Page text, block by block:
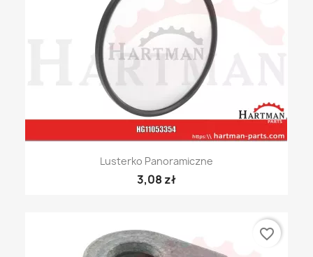
Lusterko Panoramiczne
3,08 zł
favorite_border